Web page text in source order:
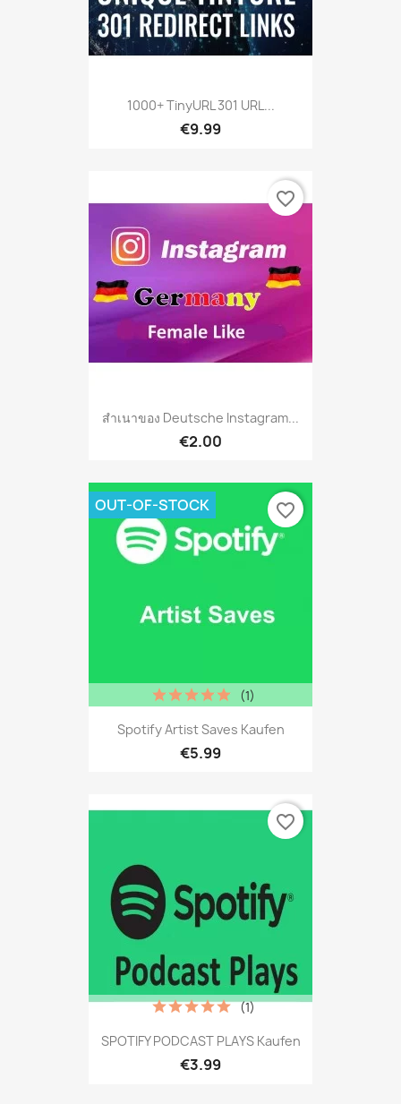
1000+ TinyURL 301 URL...
€9.99
สำเนาของ Deutsche Instagram...
€2.00
favorite_border
Spotify Artist Saves Kaufen
€5.99
(1)
OUT-OF-STOCK favorite_border
SPOTIFY PODCAST PLAYS Kaufen
€3.99
(1)
favorite_border